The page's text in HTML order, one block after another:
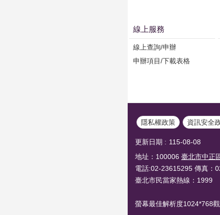
線上服務
線上查詢/申辦
申辦項目/下載表格
隱私權政策 資訊安全
更新日期
115-08-08
地址：100006 臺北市中正
電話:02-23615295 傳真：
臺北市民當家熱線：1999
螢幕最佳解析度1024*768